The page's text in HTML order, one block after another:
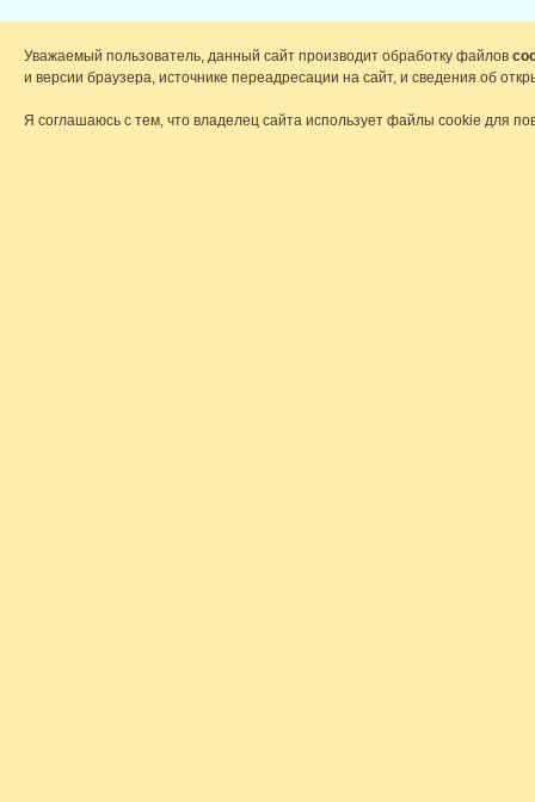
Уважаемый пользователь, данный сайт производит обработку файлов
и версии браузера, источнике переадресации на сайт, и сведения об
Я соглашаюсь с тем, что владелец сайта использует файлы cookie для